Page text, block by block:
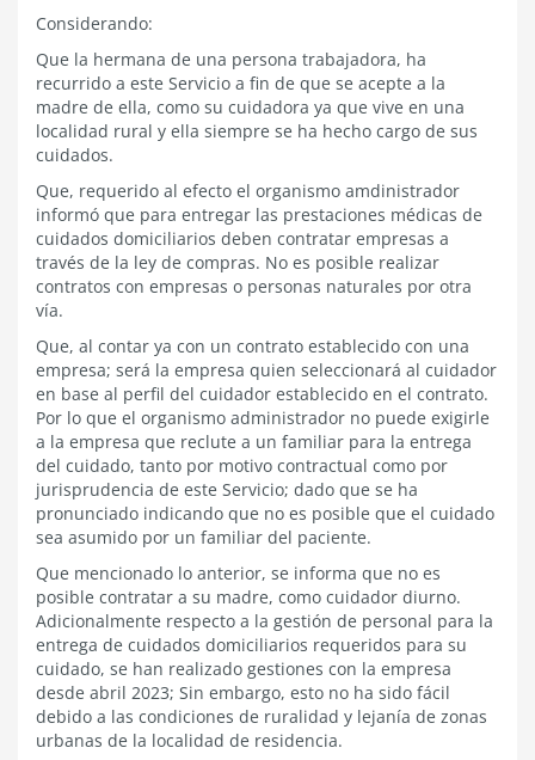
Considerando:
Que la hermana de una persona trabajadora, ha
recurrido a este Servicio a fin de que se acepte a la
madre de ella, como su cuidadora ya que vive en una
localidad rural y ella siempre se ha hecho cargo de sus
cuidados.
Que, requerido al efecto el organismo amdinistrador
informó que para entregar las prestaciones médicas de
cuidados domiciliarios deben contratar empresas a
través de la ley de compras. No es posible realizar
contratos con empresas o personas naturales por otra
vía.
Que, al contar ya con un contrato establecido con una
empresa; será la empresa quien seleccionará al cuidador
en base al perfil del cuidador establecido en el contrato.
Por lo que el organismo administrador no puede exigirle
a la empresa que reclute a un familiar para la entrega
del cuidado, tanto por motivo contractual como por
jurisprudencia de este Servicio; dado que se ha
pronunciado indicando que no es posible que el cuidado
sea asumido por un familiar del paciente.
Que mencionado lo anterior, se informa que no es
posible contratar a su madre, como cuidador diurno.
Adicionalmente respecto a la gestión de personal para la
entrega de cuidados domiciliarios requeridos para su
cuidado, se han realizado gestiones con la empresa
desde abril 2023; Sin embargo, esto no ha sido fácil
debido a las condiciones de ruralidad y lejanía de zonas
urbanas de la localidad de residencia.